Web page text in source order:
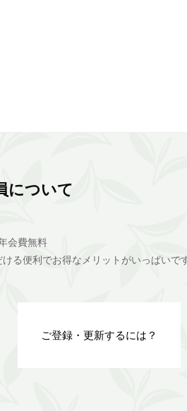
について
会費無料
る便利でお得なメリットがいっぱいです
ご登録・更新するには？